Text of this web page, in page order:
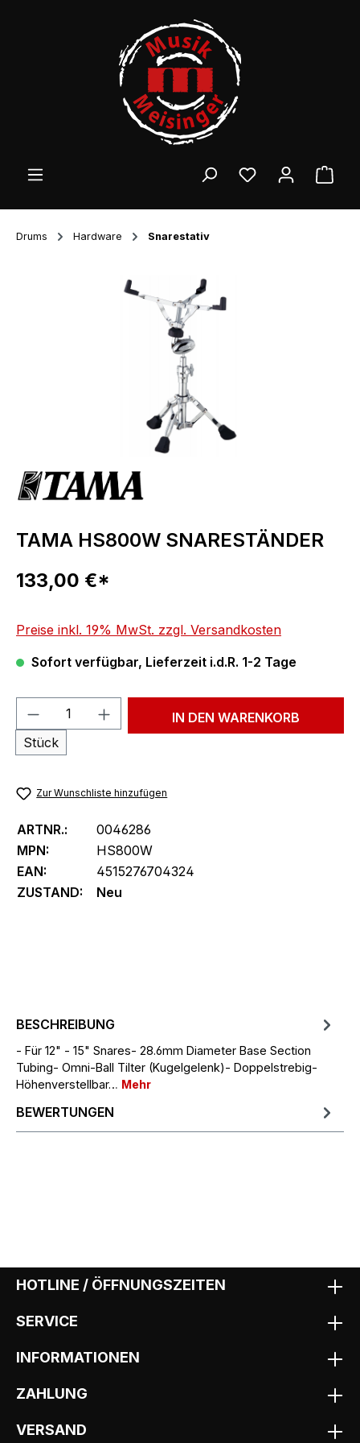
Drums Hardware Snarestativ
Bildergalerie überspringen
TAMA HS800W SNARESTÄNDER
Regulärer Preis:
133,00 €*
Preise inkl. 19% MwSt. zzgl. Versandkosten
Sofort verfügbar, Lieferzeit i.d.R. 1-2 Tage
Produkt Anzahl: Gib den
Stück
IN DEN WARENKORB
Zur Wunschliste hinzufügen
ARTNR.:
0046286
MPN:
HS800W
EAN:
4515276704324
ZUSTAND:
Neu
BESCHREIBUNG
- Für 12" - 15" Snares- 28.6mm Diameter Base Section
Tubing- Omni-Ball Tilter (Kugelgelenk)- Doppelstrebig-
Höhenverstellbar… Mehr
BEWERTUNGEN
HOTLINE / ÖFFNUNGSZEITEN
SERVICE
INFORMATIONEN
ZAHLUNG
VERSAND